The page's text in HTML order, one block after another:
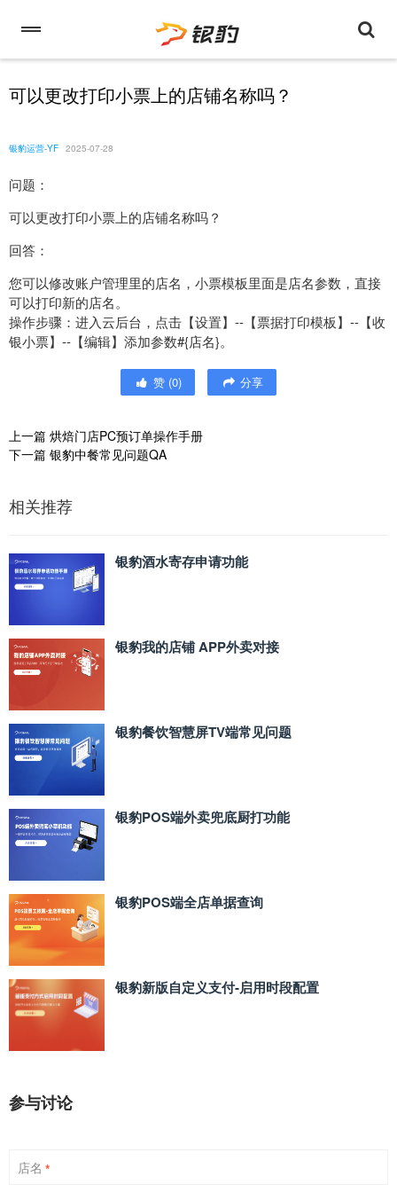
可以更改打印小票上的店铺名称吗？
银豹运营-YF 2025-07-28
问题：
可以更改打印小票上的店铺名称吗？
回答：
您可以修改账户管理里的店名，小票模板里面是店名参数，直接
可以打印新的店名。
操作步骤：进入云后台，点击【设置】--【票据打印模板】--【收
银小票】--【编辑】添加参数#{店名}。
赞 (0) 分享
上一篇 烘焙门店PC预订单操作手册
下一篇 银豹中餐常见问题QA
相关推荐
银豹酒水寄存申请功能
银豹我的店铺 APP外卖对接
银豹餐饮智慧屏TV端常见问题
银豹POS端外卖兜底厨打功能
银豹POS端全店单据查询
银豹新版自定义支付‑启用时段配置
参与讨论
店名 *